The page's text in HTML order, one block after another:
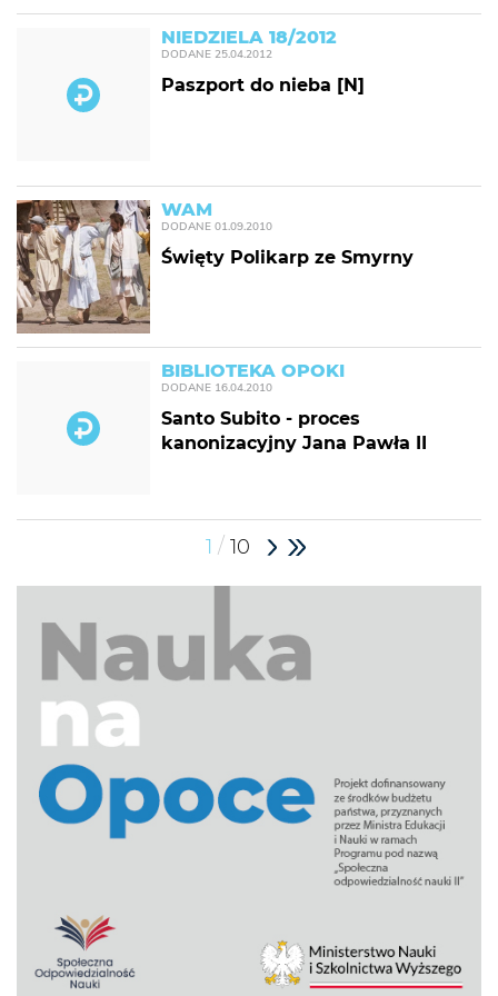
NIEDZIELA 18/2012
DODANE 25.04.2012
Paszport do nieba [N]
WAM
DODANE 01.09.2010
Święty Polikarp ze Smyrny
BIBLIOTEKA OPOKI
DODANE 16.04.2010
Santo Subito - proces
kanonizacyjny Jana Pawła II
1 / 10